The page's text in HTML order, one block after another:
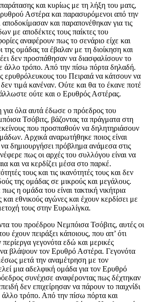
και κυρίως με τη λήξη του ματς,
Αστέρα και παρασυρόμενοι από την
και παραπονέθηκαν για τις
με αποδέκτες τους παίκτες του
αναφέρουν πως το σενάριο είχε και
της ομάδας τα έβαλαν με τη διοίκηση και
δεν προσπάθησαν να διασφαλίσουν το
άλλο τρόπο. Από την πίσω πόρτα δηλαδή.
ερυθρόλευκους του Πειραιά να κάτσουν να
τιμά κανέναν. Ούτε και θα το έκανε ποτέ
ούτε και ο Ερυθρός Αστέρας.
για όλα αυτά έδωσε ο πρόεδρος του
Τσόβιτς, βάζοντας τα πράγματα στη
που προσπαθούν να δηλητηριάσουν
Αρχικά αναρωτήθηκε ποιος είναι
δημιουργήσει πρόβλημα ανάμεσα στις
πως οι αρχές του συλλόγου είναι να
και να κερδίζει μέσα στο παρκέ.
τους και τις ικανότητές τους και δεν
της ομάδας σε μικρούς και μεγάλους.
η ομάδα του είναι τακτική νικήτρια
και εθνικούς αγώνες και έχουν κερδίσει με
τους στην Ευρωλίγκα.
του προέδρου Νεμπόισα Τσόβιτς, αυτές οι
έχουν πειράξει κάποιους, που απ’ ότι
περίεργα γεγονότα εδώ και μερικές
βλάψουν τον Ερυθρό Αστέρα. Γεγονότα
μετά την αναμέτρηση με τον
μια αδελφική ομάδα για τον Ερυθρό
συνέχισε αναφέροντας πως δέχτηκαν
δεν επιχείρησαν να πάρουν το παιχνίδι
τρόπο. Από την πίσω πόρτα και